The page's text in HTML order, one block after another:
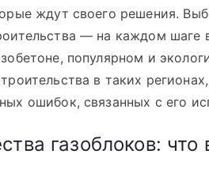
ждут своего решения.
— на каждом шаге
популярном и
в таких
ошибок, связанных с его
газоблоков: что